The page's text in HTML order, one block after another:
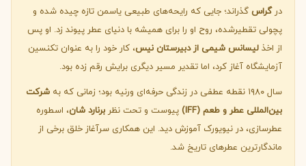
درگراس گذراند؛ جایی که رایحه‌های طبیعی یاسمن تازه چیده شده و
پچولی تقطیرشده، روح او را برای همیشه با دنیای عطر پیوند زد. او پس
از اخذ لیسانس شیمی از دبیرستان نیس، کار خود را به عنوان تکنسین
آزمایشگاه آغاز کرد، اما تقدیر مسیر دیگری برایش رقم زده بود.
سال ۱۹۸۰ نقطه عطفی در زندگی حرفه‌ای ورنیه بود؛ زمانی که به
شرکت
بین‌المللی عطر و طعم (IFF)
پیوست و تحت نظر برنارد شان، اسطوره
عطرسازی، در نیویورک آموزش دید. این همکاری سرآغاز خلق برخی از
ماندگارترین عطرهای تاریخ شد.